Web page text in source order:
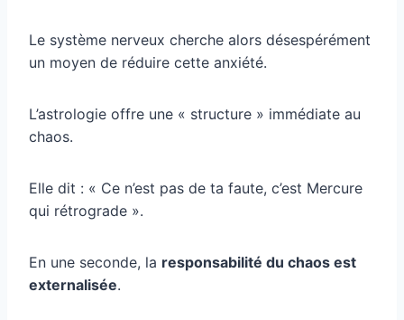
Le système nerveux cherche alors désespérément
un moyen de réduire cette anxiété.
L’astrologie offre une « structure » immédiate au
chaos.
Elle dit : « Ce n’est pas de ta faute, c’est Mercure
qui rétrograde ».
En une seconde, la responsabilité du chaos est
externalisée.